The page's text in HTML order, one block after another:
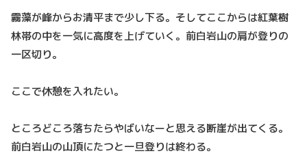
霧藻が峰からお清平まで少し下る。そしてここからは紅葉樹
林帯の中を一気に高度を上げていく。前白岩山の肩が登りの
一区切り。
ここで休憩を入れたい。
ところどころ落ちたらやばいなーと思える断崖が出てくる。
前白岩山の山頂にたつと一旦登りは終わる。